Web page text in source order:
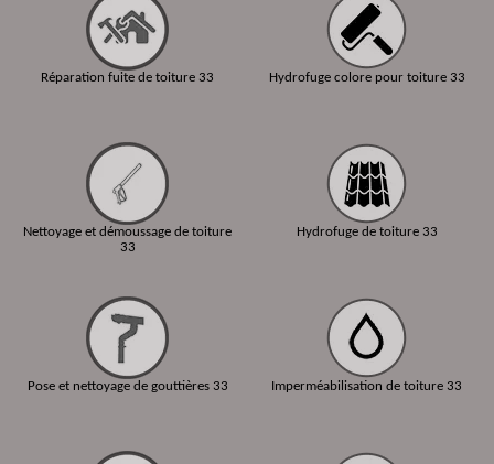
Réparation fuite de toiture 33
Nettoyage et démoussage de toiture
33
Pose et nettoyage de gouttières 33
Hydrofuge colore pour toiture 33
Hydrofuge de toiture 33
Imperméabilisation de toiture 33